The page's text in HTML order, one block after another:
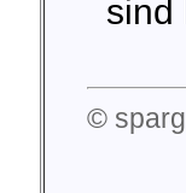
sind
©